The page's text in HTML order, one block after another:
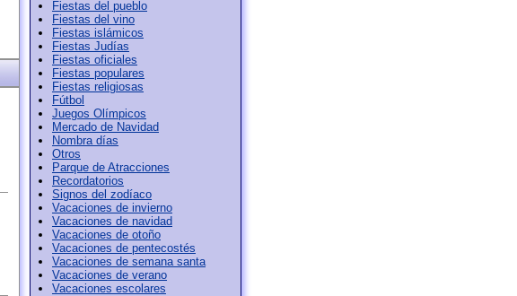
Fiestas del pueblo
Fiestas del vino
Fiestas islámicos
Fiestas Judías
Fiestas oficiales
Fiestas populares
Fiestas religiosas
Fútbol
Juegos Olímpicos
Mercado de Navidad
Nombra días
Otros
Parque de Atracciones
Recordatorios
Signos del zodíaco
Vacaciones de invierno
Vacaciones de navidad
Vacaciones de otoño
Vacaciones de pentecostés
Vacaciones de semana santa
Vacaciones de verano
Vacaciones escolares